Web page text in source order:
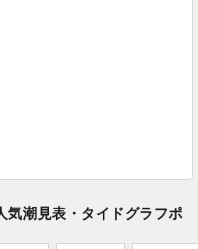
気潮見表・タイドグラフポ